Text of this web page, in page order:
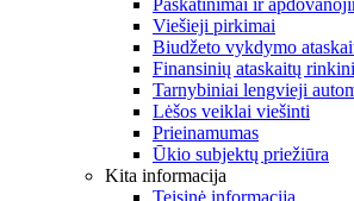
Paskatinimai ir
Viešieji pirkimai
Biudžeto vykdymo
Finansinių ataskaitų
Tarnybiniai lengvieji
Lėšos veiklai viešinti
Prieinamumas
Ūkio subjektų priežiūra
Kita informacija